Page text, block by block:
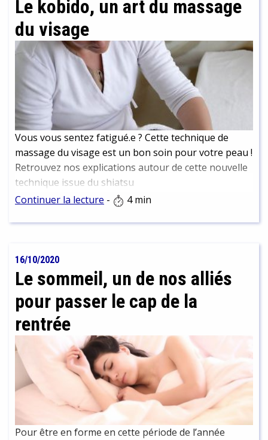
Le kobido, un art du massage
du visage
Vous vous sentez fatigué.e ? Cette technique de
massage du visage est un bon soin pour votre peau !
Retrouvez nos explications autour de cette nouvelle
technique issue du shiatsu
Continuer la lecture - 4 min
16/10/2020
Le sommeil, un de nos alliés
pour passer le cap de la
rentrée
Pour être en forme en cette période de l’année